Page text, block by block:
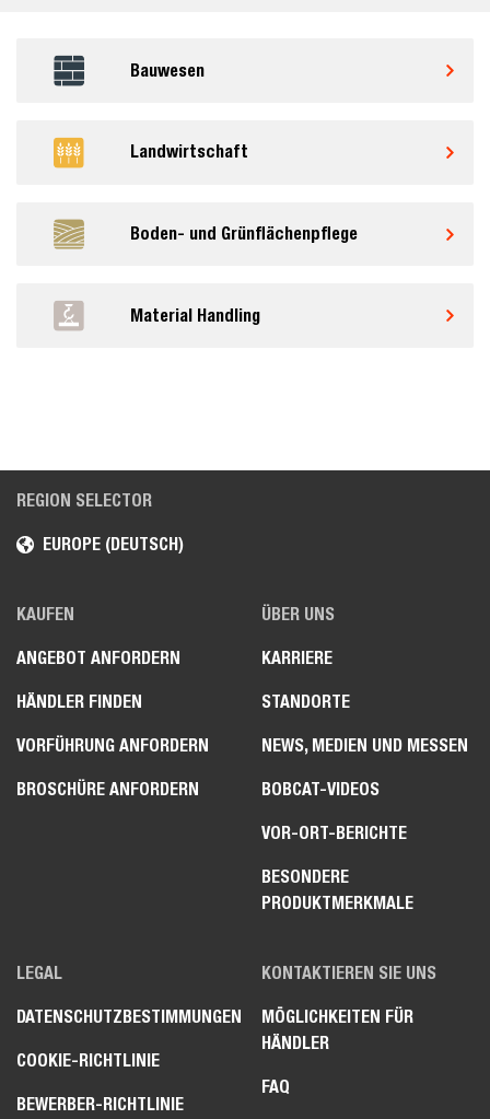
Bauwesen
Landwirtschaft
Boden- und Grünflächenpflege
Material Handling
REGION SELECTOR
EUROPE (DEUTSCH)
KAUFEN
ANGEBOT ANFORDERN
HÄNDLER FINDEN
VORFÜHRUNG ANFORDERN
BROSCHÜRE ANFORDERN
ÜBER UNS
KARRIERE
STANDORTE
NEWS, MEDIEN UND MESSEN
BOBCAT-VIDEOS
VOR-ORT-BERICHTE
BESONDERE
PRODUKTMERKMALE
LEGAL
DATENSCHUTZBESTIMMUNGEN
COOKIE-RICHTLINIE
BEWERBER-RICHTLINIE
KONTAKTIEREN SIE UNS
MÖGLICHKEITEN FÜR
HÄNDLER
FAQ